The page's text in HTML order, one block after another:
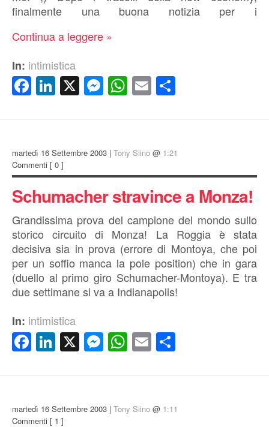
finalmente una buona notizia per i
Continua a leggere »
In: intimistica
Facebook
LinkedIn
X Messenger
WhatsApp
Email
martedì 16 Settembre 2003 | Tony Siino @ 1:21
Commenti [ 0 ]
Schumacher stravince a Monza!
Grandissima prova del campione del mondo sullo
storico circuito di Monza! La Roggia è stata
decisiva sia in prova (errore di Montoya, che poi
per un soffio manca la pole position) che in gara
(duello al primo giro Schumacher-Montoya). E tra
due settimane si va a Indianapolis!
In: intimistica
Facebook
LinkedIn
X Messenger
WhatsApp
Email
martedì 16 Settembre 2003 | Tony Siino @ 1:11
Commenti [ 1 ]